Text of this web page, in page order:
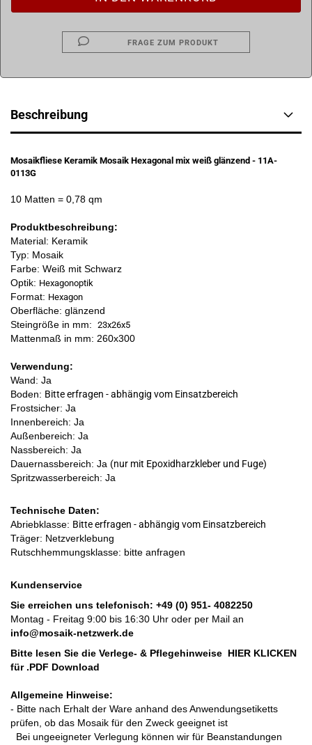
FRAGE ZUM PRODUKT
Beschreibung
Mosaikfliese Keramik Mosaik Hexagonal mix weiß glänzend - 11A-
0113G
10 Matten = 0,78 qm
Produktbeschreibung:
Material: Keramik
Typ: Mosaik
Farbe: Weiß mit Schwarz
Optik: Hexagonoptik
Format: Hexagon
Oberfläche: glänzend
Steingröße in mm: 23x26x5
Mattenmaß in mm: 260x300
Verwendung:
Wand: Ja
Boden: Bitte erfragen - abhängig vom Einsatzbereich
Frostsicher: Ja
Innenbereich: Ja
Außenbereich: Ja
Nassbereich: Ja
Dauernassbereich: Ja (nur mit Epoxidharzkleber und Fuge)
Spritzwasserbereich: Ja
Technische Daten:
Abriebklasse: Bitte erfragen - abhängig vom Einsatzbereich
Träger: Netzverklebung
Rutschhemmungsklasse: bitte anfragen
Kundenservice
Sie erreichen uns telefonisch: +49 (0) 951- 4082250
Montag - Freitag 9:00 bis 16:30 Uhr oder per Mail an
info@mosaik-netzwerk.de
Bitte lesen Sie die Verlege- & Pflegehinweise HIER KLICKEN
für .PDF Download
Allgemeine Hinweise:
- Bitte nach Erhalt der Ware anhand des Anwendungsetiketts
prüfen, ob das Mosaik für den Zweck geeignet ist
Bei ungeeigneter Verlegung können wir für Beanstandungen